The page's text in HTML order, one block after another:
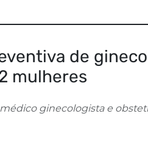
de
mulheres
ginecologista e